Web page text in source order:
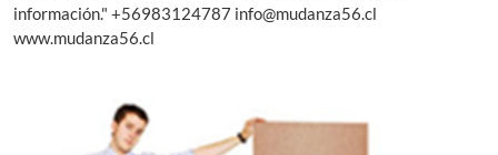
información." +56983124787 info@mudanza56.cl
www.mudanza56.cl